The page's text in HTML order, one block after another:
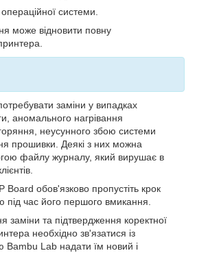
системи.
може відновити повну
заміни у випадках
аномального нагрівання
неусунного збою системи
прошивки. Деякі з них можна
файлу журналу, який вирушає в
Board обов'язково пропустіть крок
під час його першого вмикання.
заміни та підтвердження коректної
необхідно зв'язатися із
Bambu Lab надати їм новий і